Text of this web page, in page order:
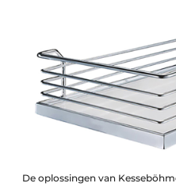
De oplossingen van